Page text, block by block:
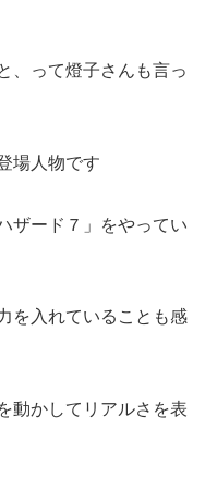
、って燈子さんも言っ
場人物です
ザード７」をやってい
を入れていることも感
動かしてリアルさを表